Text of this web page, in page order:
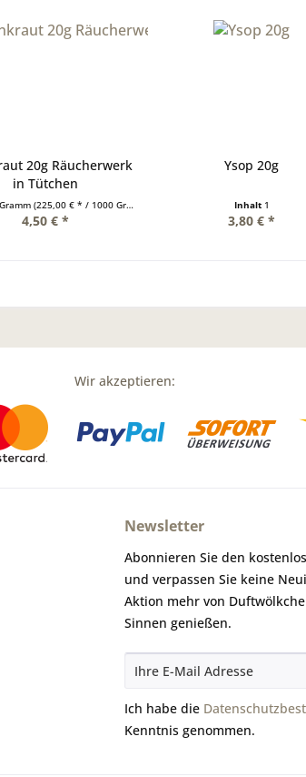
20g Räucherwerk
in Tütchen
(225,00 € * / 1000 Gramm)
4,50 € *
Ysop 20g
Inhalt 1
3,80 € *
Wir akzeptieren:
Newsletter
Abonnieren Sie den
und verpassen Sie keine
Aktion mehr von
Sinnen genießen.
Ich habe die
Kenntnis genommen.